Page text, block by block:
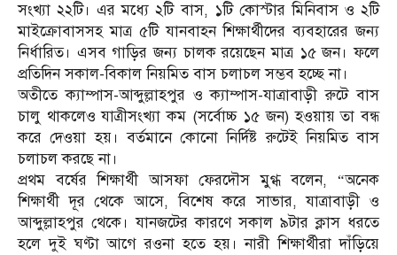
সংখ্যা ২২টি। এর মধ্যে ২টি বাস, ১টি কোস্টার মিনিবাস ও ২টি
মাইক্রোবাসসহ মাত্র ৫টি যানবাহন শিক্ষার্থীদের ব্যবহারের জন্য
নির্ধারিত। এসব গাড়ির জন্য চালক রয়েছেন মাত্র ১৫ জন। ফলে
প্রতিদিন সকাল-বিকাল নিয়মিত বাস চলাচল সম্ভব হচ্ছে না।
অতীতে ক্যাম্পাস-আব্দুল্লাহপুর ও ক্যাম্পাস-যাত্রাবাড়ী রুটে বাস
চালু থাকলেও যাত্রীসংখ্যা কম (সর্বোচ্চ ১৫ জন) হওয়ায় তা বন্ধ
করে দেওয়া হয়। বর্তমানে কোনো নির্দিষ্ট রুটেই নিয়মিত বাস
চলাচল করছে না।
প্রথম বর্ষের শিক্ষার্থী আসফা ফেরদৌস মুগ্ধ বলেন, “অনেক
শিক্ষার্থী দূর থেকে আসে, বিশেষ করে সাভার, যাত্রাবাড়ী ও
আব্দুল্লাহপুর থেকে। যানজটের কারণে সকাল ৯টার ক্লাস ধরতে
হলে দুই ঘণ্টা আগে রওনা হতে হয়। নারী শিক্ষার্থীরা দাঁড়িয়ে